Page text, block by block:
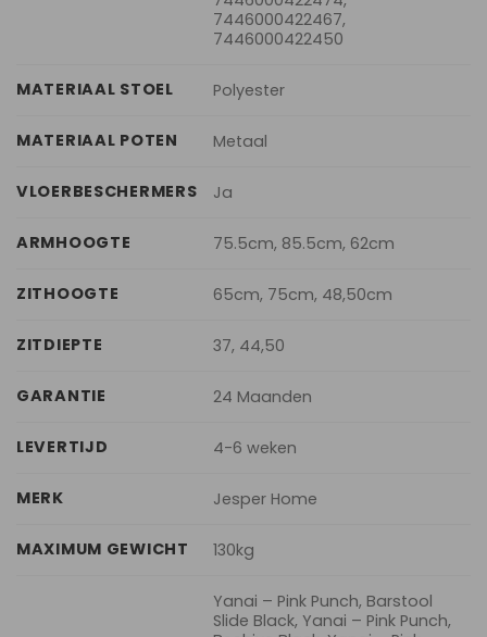
7446000422467,
7446000422450
MATERIAAL STOEL Polyester
MATERIAAL POTEN Metaal
VLOERBESCHERMERS Ja
ARMHOOGTE 75.5cm, 85.5cm, 62cm
ZITHOOGTE 65cm, 75cm, 48,50cm
ZITDIEPTE 37, 44,50
GARANTIE 24 Maanden
LEVERTIJD 4-6 weken
MERK Jesper Home
MAXIMUM GEWICHT 130kg
Yanai – Pink Punch, Barstool
Slide Black, Yanai – Pink Punch,